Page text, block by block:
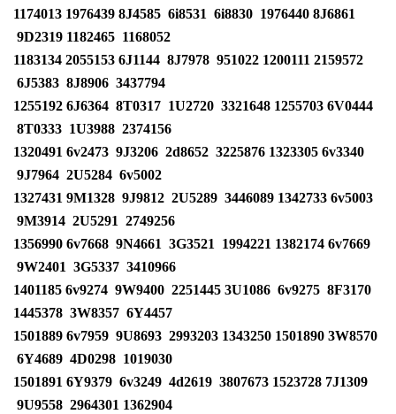
1174013 1976439 8J4585 6i8531 6i8830 1976440 8J6861
9D2319 1182465 1168052
1183134 2055153 6J1144 8J7978 951022 1200111 2159572
6J5383 8J8906 3437794
1255192 6J6364 8T0317 1U2720 3321648 1255703 6V0444
8T0333 1U3988 2374156
1320491 6v2473 9J3206 2d8652 3225876 1323305 6v3340
9J7964 2U5284 6v5002
1327431 9M1328 9J9812 2U5289 3446089 1342733 6v5003
9M3914 2U5291 2749256
1356990 6v7668 9N4661 3G3521 1994221 1382174 6v7669
9W2401 3G5337 3410966
1401185 6v9274 9W9400 2251445 3U1086 6v9275 8F3170
1445378 3W8357 6Y4457
1501889 6v7959 9U8693 2993203 1343250 1501890 3W8570
6Y4689 4D0298 1019030
1501891 6Y9379 6v3249 4d2619 3807673 1523728 7J1309
9U9558 2964301 1362904